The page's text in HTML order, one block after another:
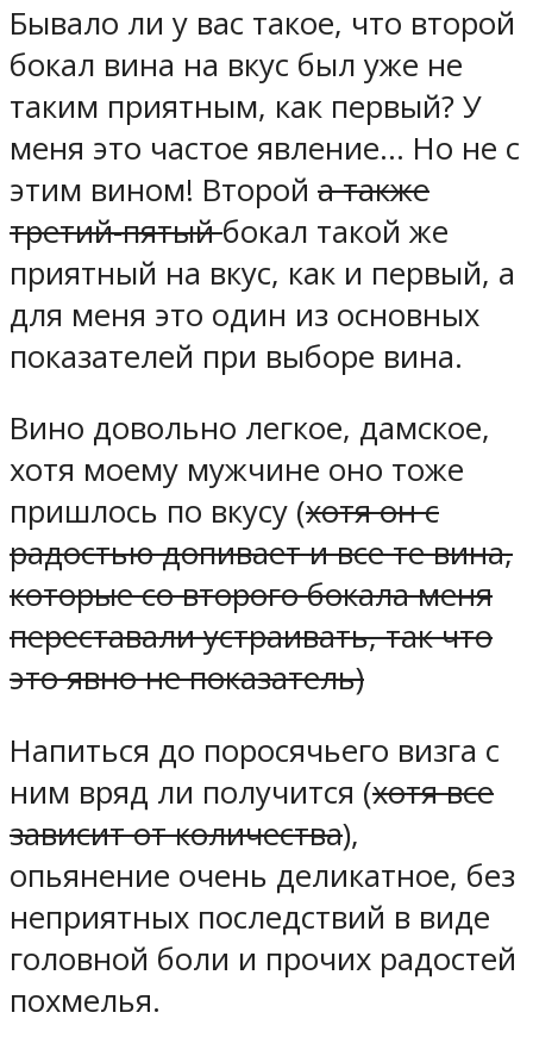
Бывало ли у вас такое, что второй
бокал вина на вкус был уже не
таким приятным, как первый? У
меня это частое явление… Но не с
этим вином! Второй а также
третий-пятыйбокал такой же
приятный на вкус, как и первый, а
для меня это один из основных
показателей при выборе вина.
Вино довольно легкое, дамское,
хотя моему мужчине оно тоже
пришлось по вкусу (хотя он с
радостью допивает и все те вина,
которые со второго бокала меня
переставали устраивать, так что
это явно не показатель)
Напиться до поросячьего визга с
ним вряд ли получится (хотя все
зависит от количества),
опьянение очень деликатное, без
неприятных последствий в виде
головной боли и прочих радостей
похмелья.